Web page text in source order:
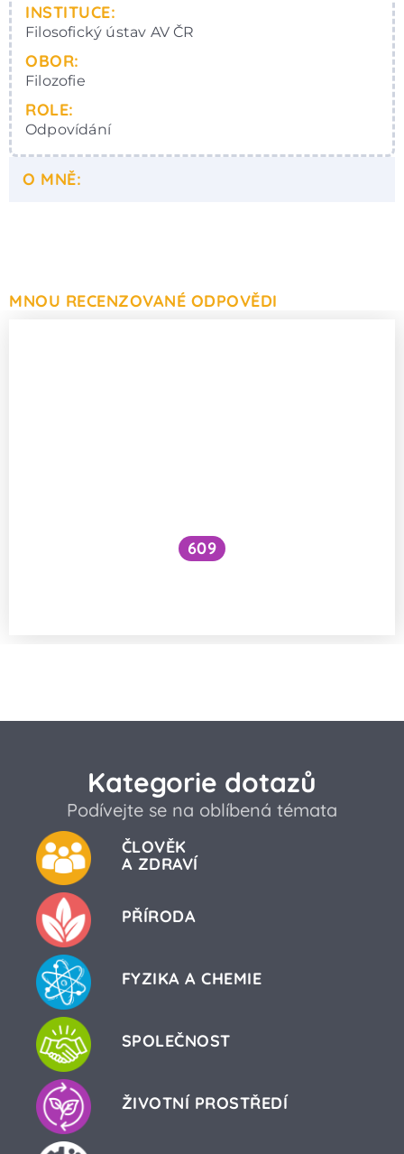
INSTITUCE:
Filosofický ústav AV ČR
OBOR:
Filozofie
ROLE:
Odpovídání
O MNĚ:
MNOU RECENZOVANÉ ODPOVĚDI
609
Kategorie dotazů
Podívejte se na oblíbená témata
ČLOVĚK
A ZDRAVÍ
PŘÍRODA
FYZIKA A CHEMIE
SPOLEČNOST
ŽIVOTNÍ PROSTŘEDÍ